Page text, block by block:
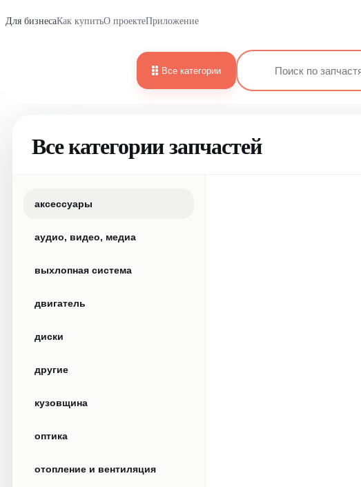
Для бизнесаКак купитьО проектеПриложение
Все категории
Все категории запчастей
аксессуары
аудио, видео, медиа
выхлопная система
двигатель
диски
другие
кузовщина
оптика
отопление и вентиляция